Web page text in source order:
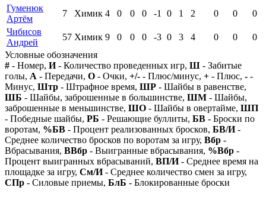
Гуменюк
Артём
7 Химик 4 0 0 0 -1 0 1 2 0 0
0
Чибисов
Андрей
57 Химик 9 0 0 0 -3 0 3 4 0 0
0
Условные обозначения
# - Номер, И- Количество проведенных игр, Ш - Забитые
голы, А - Передачи, О - Очки, +/- - Плюс/минус, + - Плюс, - -
Минус, Штр - Штрафное время, ШР - Шайбы в равенстве,
ШБ - Шайбы, заброшенные в большинстве, ШМ - Шайбы,
заброшенные в меньшинстве, ШО - Шайбы в овертайме, ШП
- Победные шайбы, РБ - Решающие буллиты, БВ - Броски по
воротам, %БВ - Процент реализованных бросков, БВ/И-
Среднее количество бросков по воротам за игру, Вбр -
Вбрасывания, ВВбр - Выигранные вбрасывания, %Вбр -
Процент выигранных вбрасываний, ВП/И- Среднее время на
площадке за игру, См/И- Среднее количество смен за игру,
СПр - Силовые приемы, БлБ - Блокированные броски